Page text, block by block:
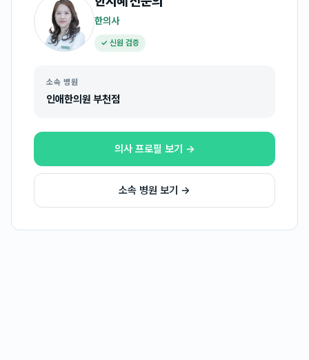
한의사
✓ 신원 검증
소속 병원
인애한의원 부천점
의사 프로필 보기 →
소속 병원 보기 →